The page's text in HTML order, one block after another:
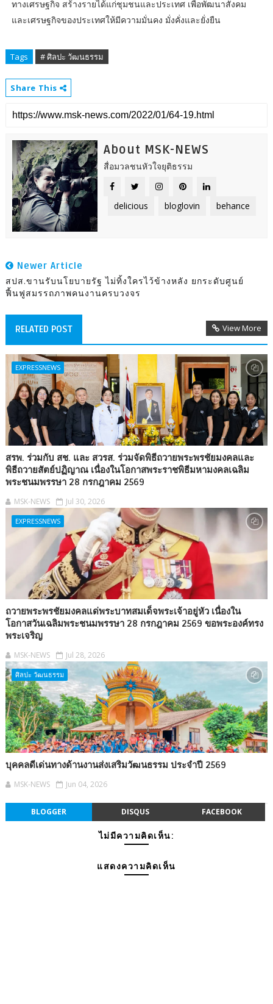
ทางเศรษฐกิจ สร้างรายได้แก่ชุมชนและประเทศ เพื่อพัฒนาสังคม
และเศรษฐกิจของประเทศให้มีความมั่นคง มั่งคั่งและยั่งยืน
Tags # ศิลปะ วัฒนธรรม
Share This
About MSK-NEWS
สื่อมวลชนหัวใจยุติธรรม
delicious bloglovin behance
Newer Article
สปส.ขานรับนโยบายรัฐ ไม่ทิ้งใครไว้ข้างหลัง ยกระดับศูนย์
ฟื้นฟูสมรรถภาพคนงานครบวงจร
RELATED POST View More
EXPRESSNEWS
สรพ. ร่วมกับ สช. และ สวรส. ร่วมจัดพิธีถวายพระพรชัยมงคลและ
พิธีถวายสัตย์ปฏิญาณ เนื่องในโอกาสพระราชพิธีมหามงคลเฉลิม
พระชนมพรรษา 28 กรกฎาคม 2569
MSK-NEWS Jul 30, 2026
EXPRESSNEWS
ถวายพระพรชัยมงคลแด่พระบาทสมเด็จพระเจ้าอยู่หัว เนื่องใน
โอกาสวันเฉลิมพระชนมพรรษา 28 กรกฎาคม 2569 ขอพระองค์ทรง
พระเจริญ
MSK-NEWS Jul 28, 2026
ศิลปะ วัฒนธรรม
บุคคลดีเด่นทางด้านงานส่งเสริมวัฒนธรรม ประจำปี 2569
MSK-NEWS Jun 04, 2026
BLOGGER DISQUS FACEBOOK
ไม่มีความคิดเห็น:
แสดงความคิดเห็น